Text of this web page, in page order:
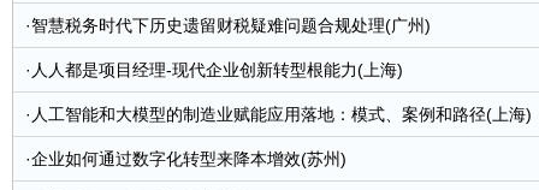
·智慧税务时代下历史遗留财税疑难问题合规处理(广州)
· 人人都是项目经理-现代企业创新转型根能力(上海)
· 人工智能和大模型的制造业赋能应用落地：模式、案例和路径(上海)
·企业如何通过数字化转型来降本增效(苏州)